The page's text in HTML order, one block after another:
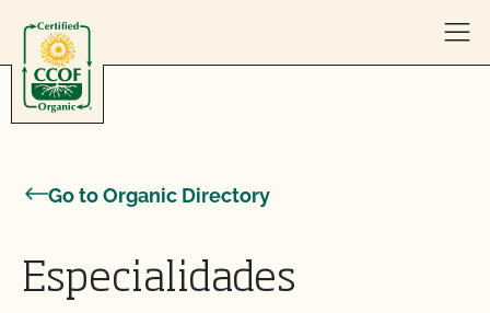
Go to Organic Directory
Especialidades